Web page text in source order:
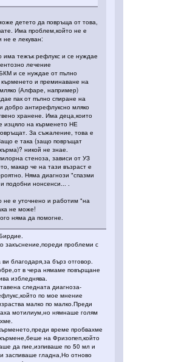
детето да повръща от това,
Има проблем,който не е
не е лекуван:
има тежък рефлукс и се нуждае
лечение
и се нуждае от пълно
и преминаване на
(Алфаре, например)
пак от пълно спиране на
добро антирефлуксно мляко
хранене. Има деца,които
изцяло на кърменето НЕ
За съжаление, това е
е така (защо повръщат
никой не знае.
стеноза, зависи от УЗ
макар че на тази възраст е
Няма диагнози "спазми
подобни нонсенси... .
не е уточнено и работим "на
не може!
няма да помогне.
закъснение,пореди проблеми с
благодаря,за бърз отговор.
в чера нямаме повърщане
избледнява.
следната диагноза-
по мое мнение
малко по малко.Преди
мотилиум,но нямнаше голям
време пробвахме
на Фризопеп,който
да пие,изпиваше по 50 мл и
заспиваше гладна,Но отново